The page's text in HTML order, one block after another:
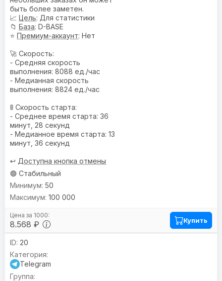
быть более заметен.
📈 Цель: Для статистики
📁 База: D-BASE
⭐ Премиум-аккаунт: Нет
🚀 Скорость:
- Средняя скорость
выполнения: 8088 ед./час
- Медианная скорость
выполнения: 8824 ед./час
🚦 Скорость старта:
- Среднее время старта: 36
минут, 28 секунд
- Медианное время старта: 13
минут, 36 секунд
↩️ Доступна кнопка отмены
🟢 Стабильный
8.568 ₽
50
100 000
Купить
20
Telegram